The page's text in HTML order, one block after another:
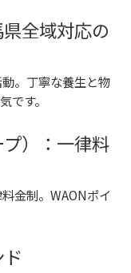
全域対応の
。丁寧な養生と物
です。
）：一律料
金制。WAONポイ